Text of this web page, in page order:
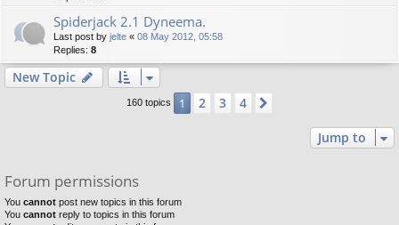
Spiderjack 2.1 Dyneema.
Last post by jelte « 08 May 2012, 05:58
Replies: 8
New Topic
160 topics 1 2 3 4
Jump to
Forum permissions
You cannot post new topics in this forum
You cannot reply to topics in this forum